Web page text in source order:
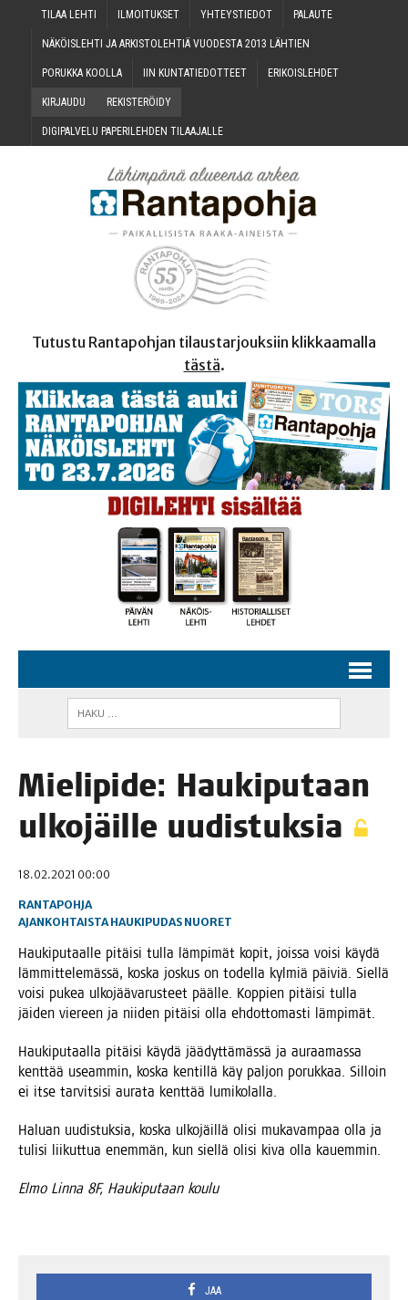
TILAA LEH­TI ILMOI­TUK­SET YHTEYS­TIE­DOT PALAU­TE
NÄKÖIS­LEH­TI JA ARKIS­TO­LEH­TIÄ VUO­DES­TA 2013 LÄHTIEN
PORUK­KA KOOLLA IIN KUN­TA­TIE­DOT­TEET ERI­KOIS­LEH­DET
KIR­JAU­DU REKIS­TE­RÖI­DY
DIGI­PAL­VE­LU PAPE­RI­LEH­DEN TILAAJALLE
Tutustu Rantapohjan tilaustarjouksiin klikkaamalla
tästä.
Mie­li­pi­de: Hau­ki­pu­taan
ulko­jäil­le uudistuksia
18.02.2021 00:00
RANTAPOHJA
AJANKOHTAISTA HAUKIPUDAS NUORET
Hau­ki­pu­taal­le pitäi­si tul­la läm­pi­mät kopit, jois­sa voi­si käy­dä
läm­mit­te­le­mäs­sä, kos­ka jos­kus on todel­la kyl­miä päi­viä. Siel­lä
voi­si pukea ulko­jää­va­rus­teet pääl­le. Kop­pien pitäi­si tul­la
jäi­den vie­reen ja nii­den pitäi­si olla ehdot­to­mas­ti lämpimät.
Hau­ki­pu­taal­la pitäi­si käy­dä jää­dyt­tä­mäs­sä ja auraa­mas­sa
kent­tää useam­min, kos­ka ken­til­lä käy pal­jon poruk­kaa. Sil­loin
ei itse tar­vit­si­si aura­ta kent­tää lumikolalla.
Haluan uudis­tuk­sia, kos­ka ulko­jäil­lä oli­si muka­vam­paa olla ja
tuli­si lii­kut­tua enem­män, kun siel­lä oli­si kiva olla kauemmin.
Elmo Lin­na 8F, Hau­ki­pu­taan koulu
JAA